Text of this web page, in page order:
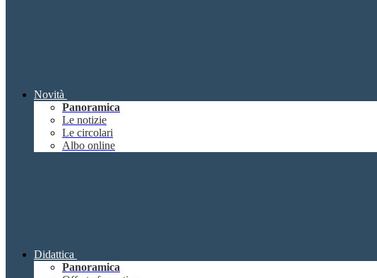
Novità
Panoramica
Le notizie
Le circolari
Albo online
Didattica
Panoramica